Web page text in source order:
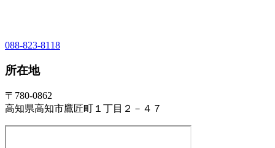
088-823-8118
所在地
〒780-0862
高知県高知市鷹匠町１丁目２－４７